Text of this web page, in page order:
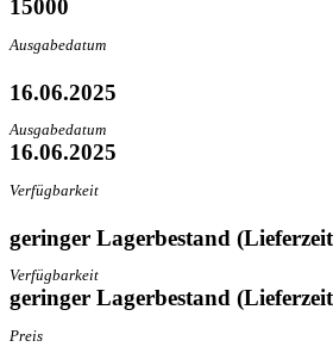
15000
Ausgabedatum
16.06.2025
Ausgabedatum
16.06.2025
Verfügbarkeit
geringer Lagerbestand
Verfügbarkeit
geringer Lagerbestand
Preis